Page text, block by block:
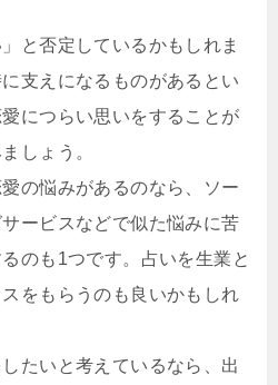
と否定しているかもしれま
支えになるものがあるとい
につらい思いをすることが
しょう。
の悩みがあるのなら、ソー
ービスなどで似た悩みに苦
のも1つです。占いを生業と
をもらうのも良いかもしれ
たいと考えているなら、出